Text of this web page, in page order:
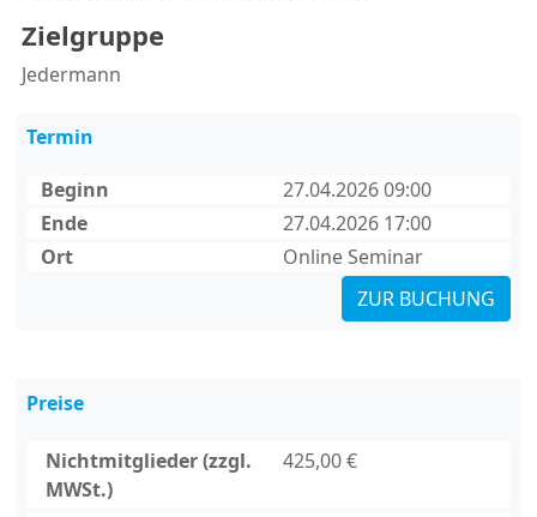
Zielgruppe
Jedermann
Termin
Beginn
27.04.2026 09:00
Ende
27.04.2026 17:00
Ort
Online Seminar
ZUR BUCHUNG
Preise
Nichtmitglieder (zzgl.
MWSt.)
425,00 €